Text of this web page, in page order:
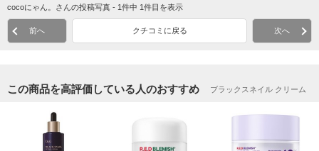
cocoにゃん。さんの投稿写真 - 1件中 1件目を表示
前へ クチコミに戻る 次へ
この商品を高評価している人のおすすめ ブラックスネイル クリーム